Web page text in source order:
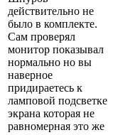
действительно не
было в комплекте.
Сам проверял
монитор показывал
нормально но вы
наверное
придираетесь к
ламповой подсветке
экрана которая не
равномерная это же